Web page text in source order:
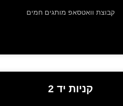
קבוצת וואטסאפ מותגים חמים
קניות יד 2